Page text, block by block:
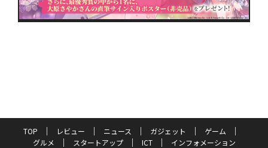
TOP レビュー ニュース ガジェット
ゲーム
グルメ
スタートアップ ICT
インフォメーション